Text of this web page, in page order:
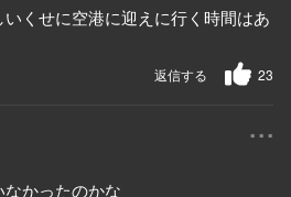
くせに空港に迎えに行く時間はあ
23
返信する
...
かったのかな